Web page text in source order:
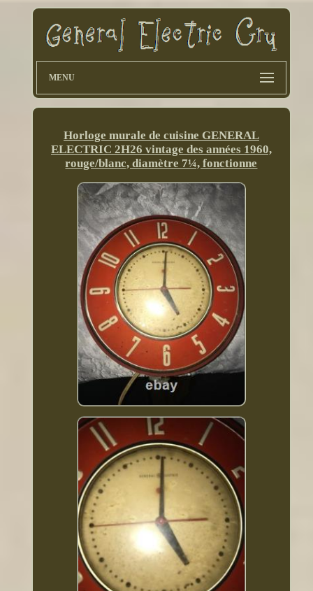
MENU
Horloge murale de cuisine GENERAL
ELECTRIC 2H26 vintage des années 1960,
rouge/blanc, diamètre 7¼, fonctionne